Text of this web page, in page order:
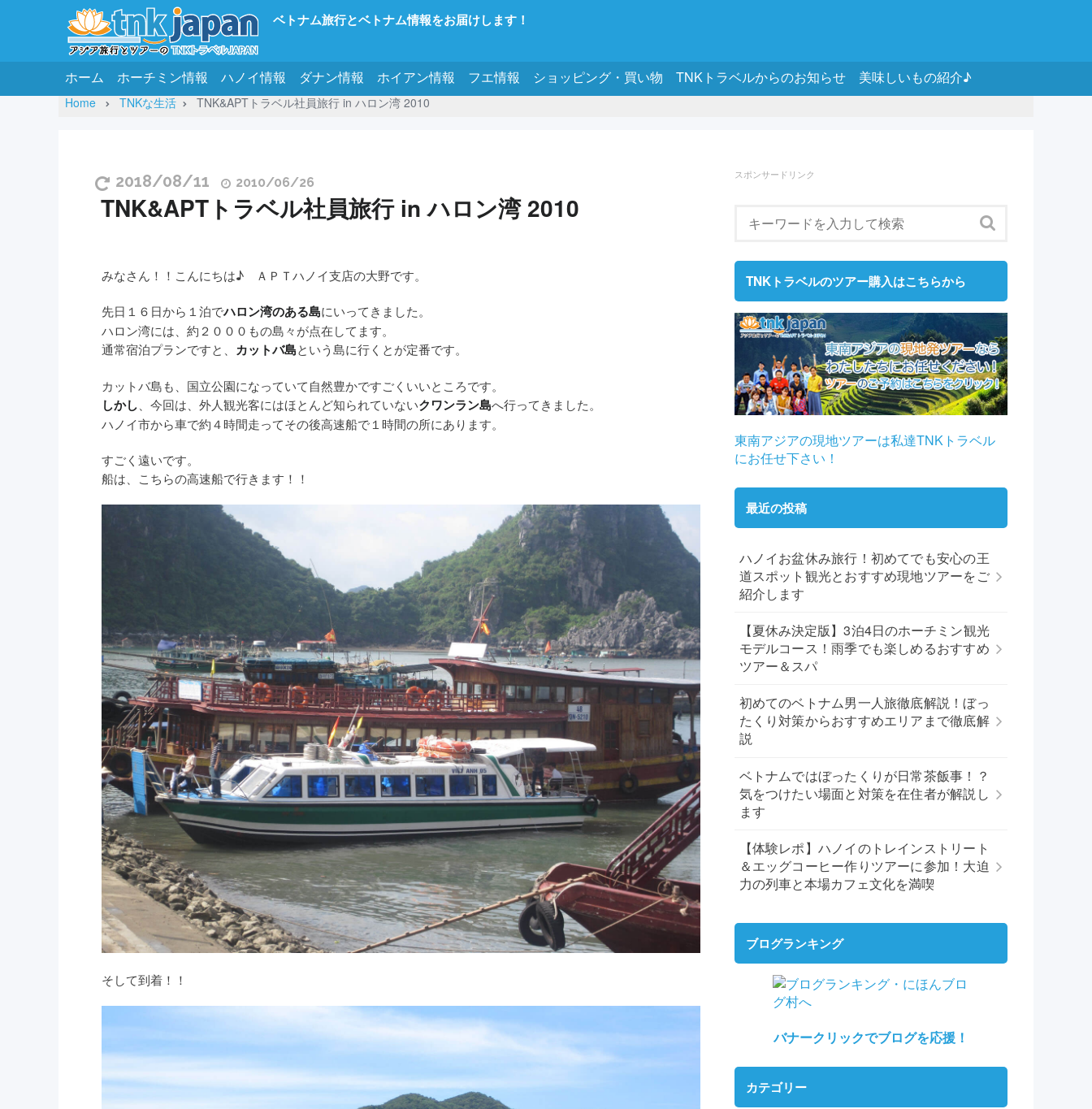
ベトナム旅行とベトナム情報をお届けします！
ホーム ホーチミン情報 ハノイ情報 ダナン情報 ホイアン情報 フエ情報 ショッピング・買い物 TNKトラベルからのお知らせ 美味しいもの紹介♪
Home TNKな生活 TNK&APTトラベル社員旅行 in ハロン湾 2010
2018/08/11 2010/06/26
TNK&APTトラベル社員旅行 in ハロン湾 2010
みなさん！！こんにちは♪ ＡＰＴハノイ支店の大野です。
先日１６日から１泊でハロン湾のある島にいってきました。
ハロン湾には、約２０００もの島々が点在してます。
通常宿泊プランですと、 カットバ島という島に行くとが定番です。
カットバ島も、国立公園になっていて自然豊かですごくいいところです。
しかし 、今回は、外人観光客にはほとんど知られていないクワンラン島へ行ってきました。
ハノイ市から車で約４時間走ってその後高速船で１時間の所にあります。
すごく遠いです。
船は、こちらの高速船で行きます！！
そして到着！！
スポンサードリンク
TNKトラベルのツアー購入はこちらから
東南アジアの現地ツアーは私達TNKトラベル
にお任せ下さい！
最近の投稿
ハノイお盆休み旅行！初めてでも安心の王
道スポット観光とおすすめ現地ツアーをご
紹介します
【夏休み決定版】3泊4日のホーチミン観光
モデルコース！雨季でも楽しめるおすすめ
ツアー＆スパ
初めてのベトナム男一人旅徹底解説！ぼっ
たくり対策からおすすめエリアまで徹底解
説
ベトナムではぼったくりが日常茶飯事！？
気をつけたい場面と対策を在住者が解説し
ます
【体験レポ】ハノイのトレインストリート
＆エッグコーヒー作りツアーに参加！大迫
力の列車と本場カフェ文化を満喫
ブログランキング
バナークリックでブログを応援！
カテゴリー